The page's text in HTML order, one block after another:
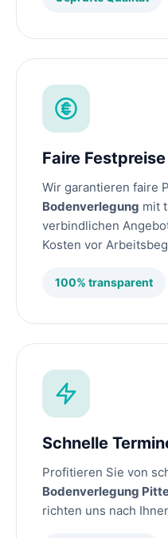
Faire Festpreise
Wir garantieren faire
Bodenverlegung mit
verbindlichen
Kosten vor
100% transparent
Schnelle
Profitieren Sie von
Bodenverlegung
richten uns nach